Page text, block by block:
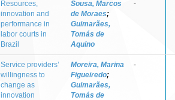
Resources,
innovation and
performance in
labor courts in
Brazil
Sousa, Marcos
de Moraes;
Guimarães,
Tomás de
Aquino
-
Service providers’
willingness to
change as
innovation
Moreira, Marina
Figueiredo;
Guimarães,
Tomás de
-